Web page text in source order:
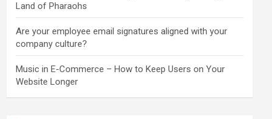
Land of Pharaohs
Are your employee email signatures aligned with your
company culture?
Music in E-Commerce – How to Keep Users on Your
Website Longer